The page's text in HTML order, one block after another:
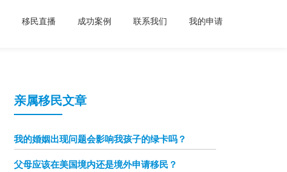
移民直播 成功案例 联系我们 我的申请
亲属移民文章
我的婚姻出现问题会影响我孩子的绿卡吗？
父母应该在美国境内还是境外申请移民？